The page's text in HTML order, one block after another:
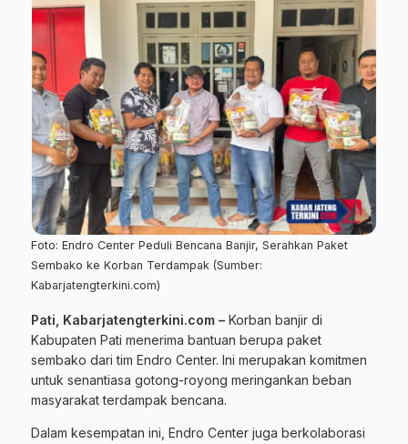
Foto: Endro Center Peduli Bencana Banjir, Serahkan Paket
Sembako ke Korban Terdampak (Sumber:
Kabarjatengterkini.com)
Pati, Kabarjatengterkini.com – Korban banjir di
Kabupaten Pati menerima bantuan berupa paket
sembako dari tim Endro Center. Ini merupakan komitmen
untuk senantiasa gotong-royong meringankan beban
masyarakat terdampak bencana.
Dalam kesempatan ini, Endro Center juga berkolaborasi